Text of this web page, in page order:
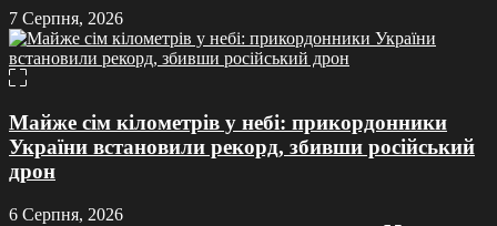
7 Серпня, 2026
Майже сім кілометрів у небі: прикордонники
України встановили рекорд, збивши російський
дрон
6 Серпня, 2026